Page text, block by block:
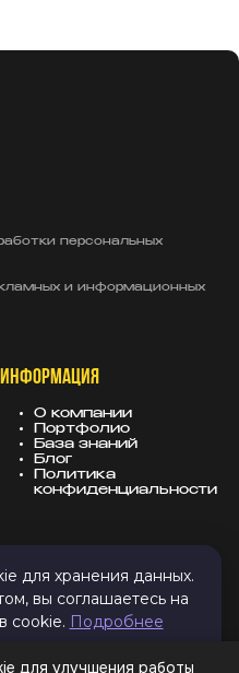
персональных
и информационных
ИНФОРМАЦИЯ
О компании
Портфолио
База знаний
Блог
Политика
конфиденциальности
СОЦСЕТИ
MAX
VK
Email
для хранения данных.
вы соглашаетесь на
cookie. Подробнее
ЗАКРЫТЬ
для улучшения работы